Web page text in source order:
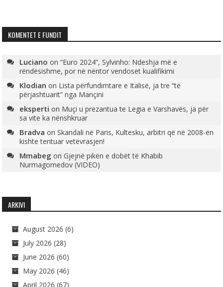
KOMENTET E FUNDIT
Luciano on“Euro 2024”, Sylvinho: Ndeshja më e
rëndësishme, por në nëntor vendoset kualifikimi
Klodian on Lista përfundimtare e Italisë, ja tre “të
përjashtuarit” nga Mançini
eksperti on Muçi u prezantua te Legia e Varshavës, ja për
sa vite ka nënshkruar
Bradva onSkandali në Paris, Kultesku, arbitri që në 2008-ën
kishte tentuar vetëvrasjen!
Mmabeg onGjejnë pikën e dobët të Khabib
Nurmagomedov (VIDEO)
ARKIVI
August 2026 (6)
July 2026 (28)
June 2026 (60)
May 2026 (46)
April 2026 (67)